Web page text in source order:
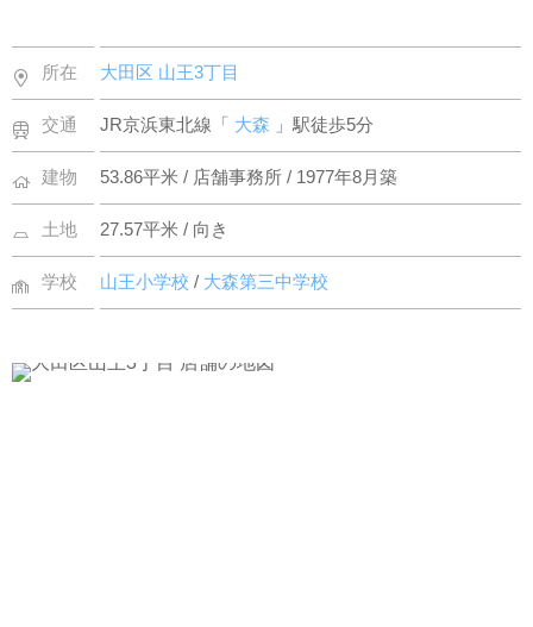
所在 大田区 山王3丁目
交通 JR京浜東北線「 大森 」駅徒歩5分
建物 53.86平米 / 店舗事務所 / 1977年8月築
土地 27.57平米 / 向き
学校 山王小学校/ 大森第三中学校